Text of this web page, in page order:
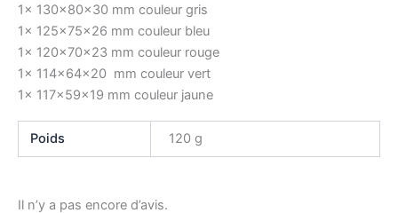
1x 130x80x30 mm couleur gris
1x 125x75x26 mm couleur bleu
1x 120x70x23 mm couleur rouge
1x 114x64x20 mm couleur vert
1x 117x59x19 mm couleur jaune
Poids 120 g
Il n’y a pas encore d’avis.